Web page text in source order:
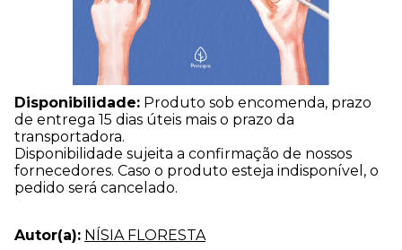
Disponibilidade: Produto sob encomenda, prazo
de entrega 15 dias úteis mais o prazo da
transportadora.
Disponibilidade sujeita a confirmação de nossos
fornecedores. Caso o produto esteja indisponível, o
pedido será cancelado.
Autor(a): NÍSIA FLORESTA